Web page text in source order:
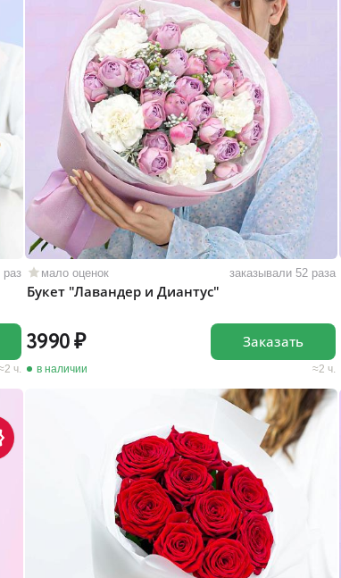
раз
2 ч.
мало оценок заказывали 52 раза
Букет "Лавандер и Диантус"
3990
в наличии 2 ч.
Заказать